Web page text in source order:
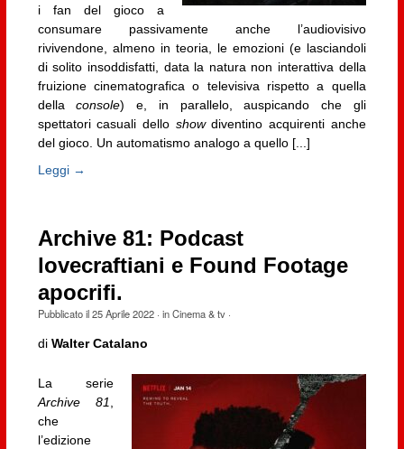
i fan del gioco a
consumare passivamente anche l’audiovisivo
rivivendone, almeno in teoria, le emozioni (e lasciandoli
di solito insoddisfatti, data la natura non interattiva della
fruizione cinematografica o televisiva rispetto a quella
dellaconsole) e, in parallelo, auspicando che gli
spettatori casuali dello showdiventino acquirenti anche
del gioco. Un automatismo analogo a quello [...]
Leggi →
Archive 81: Podcast
lovecraftiani e Found Footage
apocrifi.
Pubblicato il25 Aprile 2022· inCinema & tv·
diWalter Catalano
La serie
Archive 81
che
l’edizione